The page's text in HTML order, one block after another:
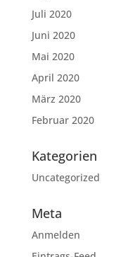
Juli 2020
Juni 2020
Mai 2020
April 2020
März 2020
Februar 2020
Kategorien
Uncategorized
Meta
Anmelden